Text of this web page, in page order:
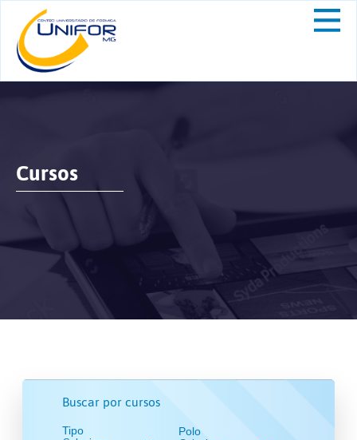
Cursos
Buscar por cursos
Tipo Polo